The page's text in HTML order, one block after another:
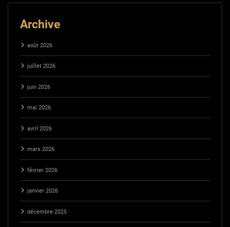
Archive
août 2026
juillet 2026
juin 2026
mai 2026
avril 2026
mars 2026
février 2026
janvier 2026
décembre 2025